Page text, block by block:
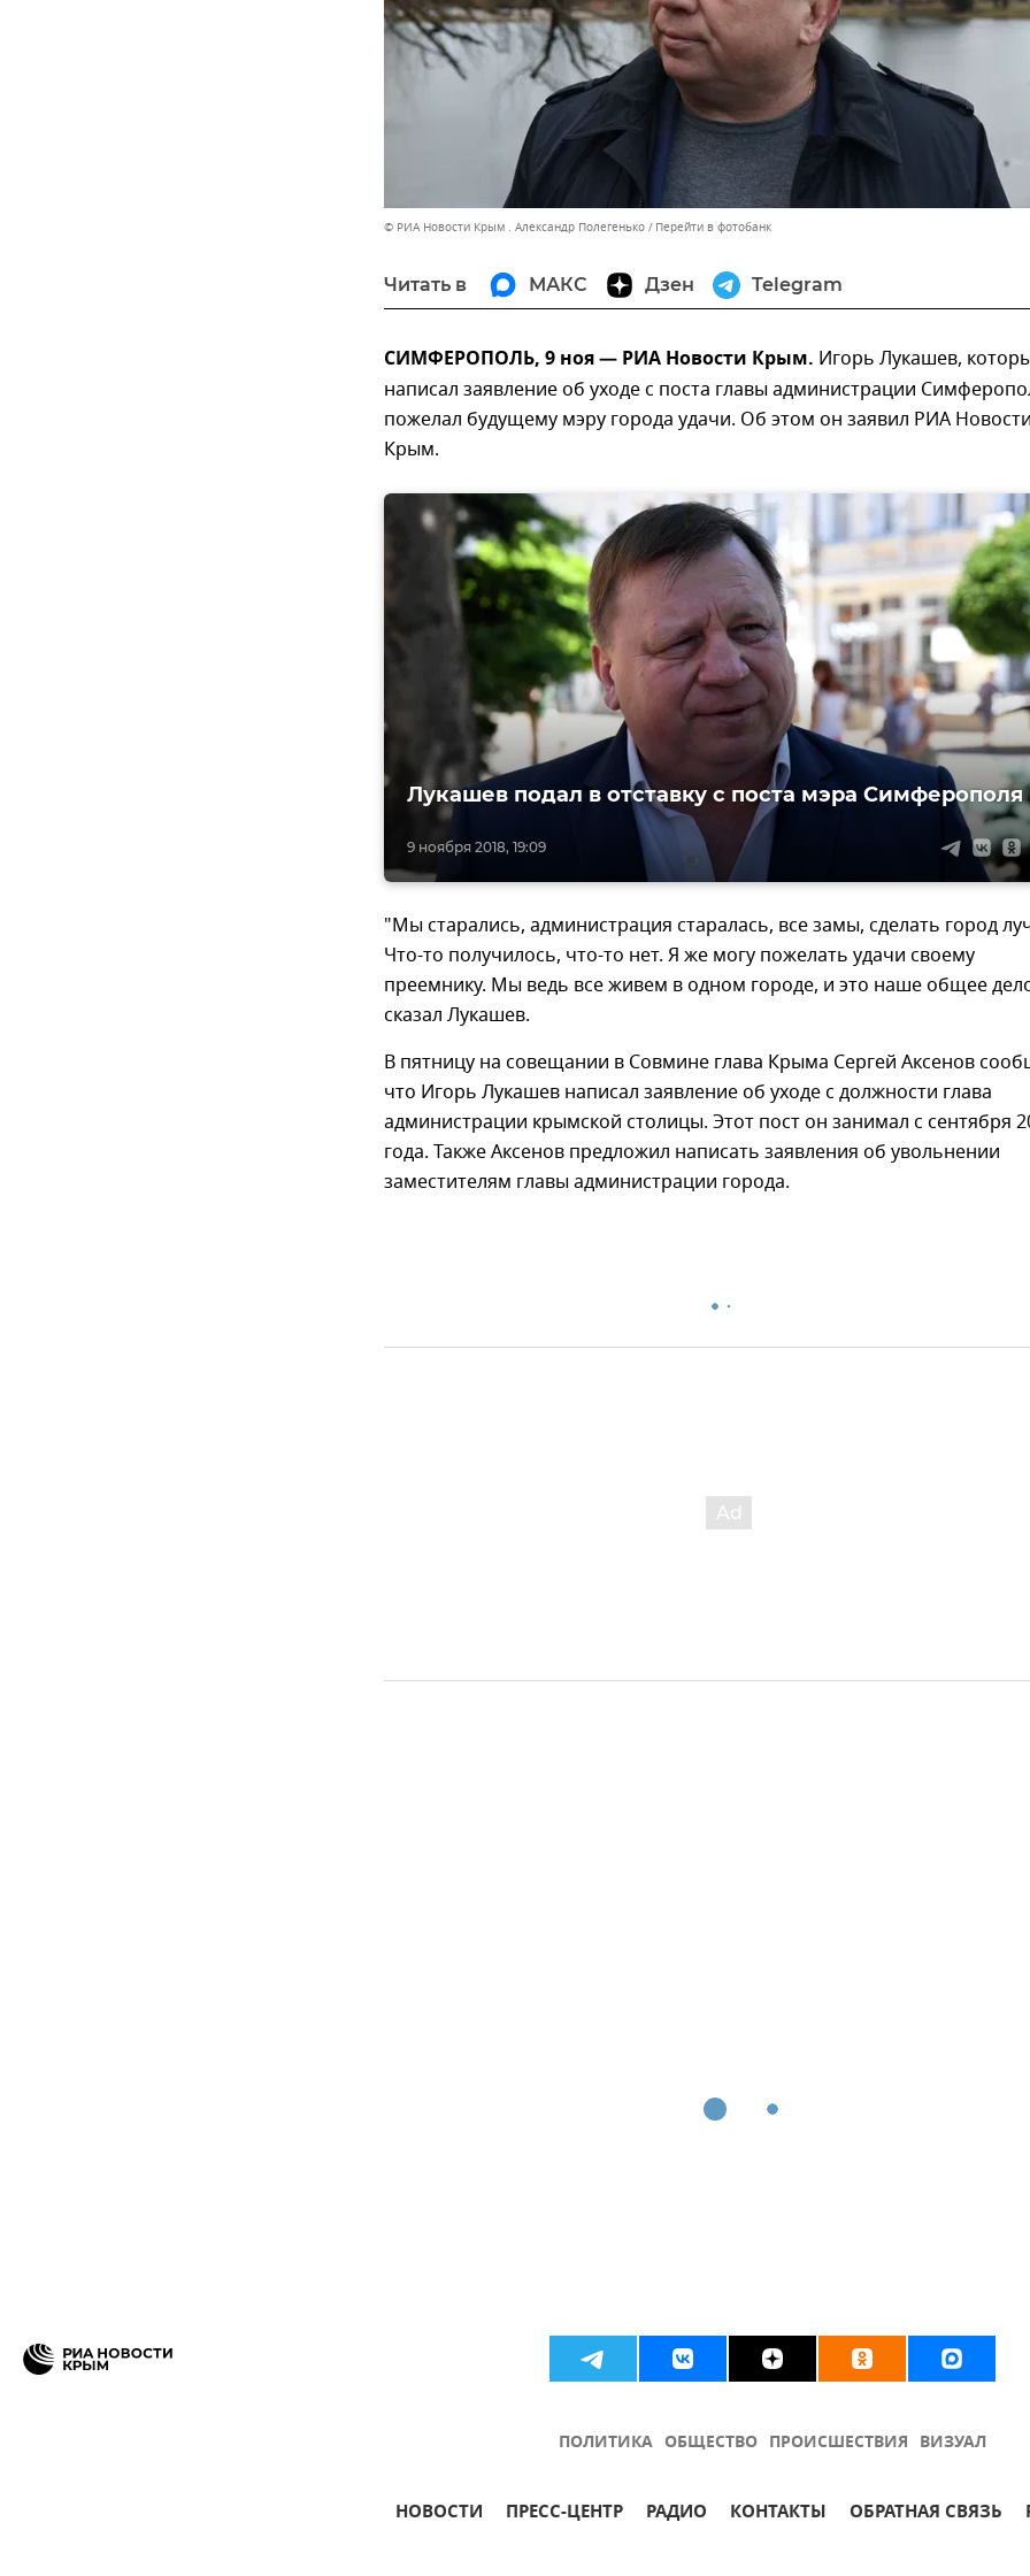
© РИА Новости Крым . Александр Полегенько Перейти в фотобанк
Читать в МАКС Дзен Telegram
СИМФЕРОПОЛЬ, 9 ноя — РИА Новости Крым. Игорь Лукашев,
написал заявление об уходе с поста главы администрации
пожелал будущему мэру города удачи. Об этом он заявил РИА Новости
Крым.
9 ноября 2018, 19:09
Лукашев подал в отставку с поста мэра Симферополя
"Мы старались, администрация старалась, все замы, сделать город
Что-то получилось, что-то нет. Я же могу пожелать удачи своему
преемнику. Мы ведь все живем в одном городе, и это наше общее
сказал Лукашев.
В пятницу на совещании в Совмине глава Крыма Сергей Аксенов
что Игорь Лукашев написал заявление об уходе с должности глава
администрации крымской столицы. Этот пост он занимал с сентября
года. Также Аксенов предложил написать заявления об увольнении
заместителям главы администрации города.
ПОЛИТИКА ОБЩЕСТВО ПРОИСШЕСТВИЯ ВИЗУАЛ
НОВОСТИ ПРЕСС-ЦЕНТР РАДИО КОНТАКТЫ ОБРАТНАЯ СВЯЗЬ